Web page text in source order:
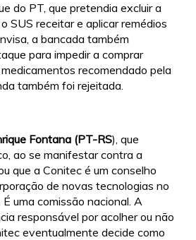
do PT, que pretendia excluir a
SUS receitar e aplicar remédios
a bancada também
para impedir a comprar
recomendado pela
também foi rejeitada.
Fontana (PT-RS), que
ao se manifestar contra a
que a Conitec é um conselho
de novas tecnologias no
É uma comissão nacional. A
responsável por acolher ou não
eventualmente decide como